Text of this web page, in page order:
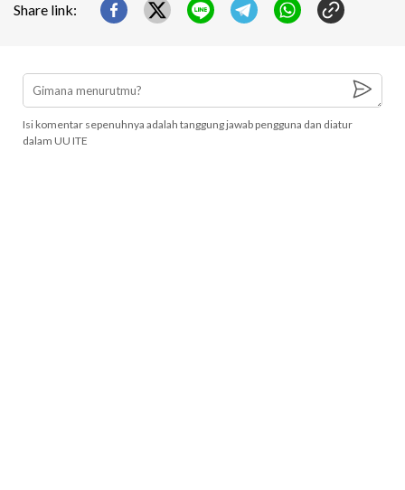
Share link:
Isi komentar sepenuhnya adalah tanggung jawab pengguna dan diatur
dalam UU ITE